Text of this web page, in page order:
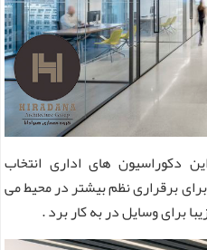
دکوراسیون های اداری انتخاب
برقراری نظم بیشتر در محیط می
برای وسایل در به کار برد .